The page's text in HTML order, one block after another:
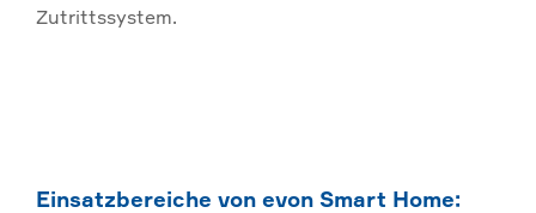
Zutrittssystem.
Einsatzbereiche von evon Smart Home: